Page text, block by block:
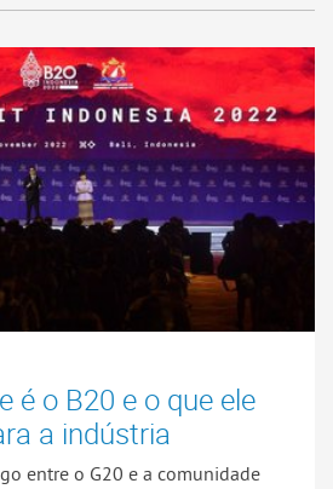
é o B20 e o que ele
a indústria
entre o G20 e a comunidade